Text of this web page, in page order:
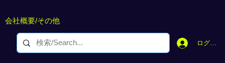
会社概要/その他
ログイン